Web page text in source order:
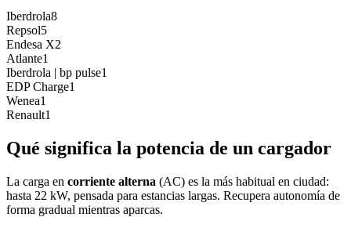
Iberdrola8
Repsol5
Endesa X2
Atlante1
Iberdrola | bp pulse1
EDP Charge1
Wenea1
Renault1
Qué significa la potencia de un cargador
La carga en corriente alterna (AC) es la más habitual en ciudad:
hasta 22 kW, pensada para estancias largas. Recupera autonomía de
forma gradual mientras aparcas.